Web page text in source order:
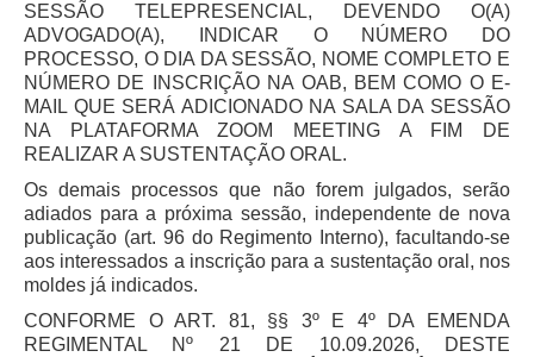
SESSÃO TELEPRESENCIAL, DEVENDO O(A)
ADVOGADO(A), INDICAR O NÚMERO DO
PROCESSO, O DIA DA SESSÃO, NOME COMPLETO E
NÚMERO DE INSCRIÇÃO NA OAB, BEM COMO O E-
MAIL QUE SERÁ ADICIONADO NA SALA DA SESSÃO
NA PLATAFORMA ZOOM MEETING A FIM DE
REALIZAR A SUSTENTAÇÃO ORAL.
Os demais processos que não forem julgados, serão
adiados para a próxima sessão, independente de nova
publicação (art. 96 do Regimento Interno), facultando-se
aos interessados a inscrição para a sustentação oral, nos
moldes já indicados.
CONFORME O ART. 81, §§ 3º E 4º DA EMENDA
REGIMENTAL Nº 21 DE 10.09.2026, DESTE